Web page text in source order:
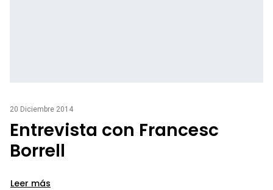
20 Diciembre 2014
Entrevista con Francesc
Borrell
Leer más